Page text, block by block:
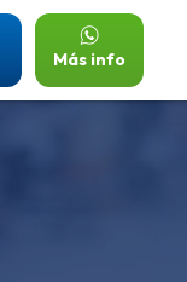
Más info